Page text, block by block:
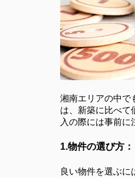
湘南エリアの中で
は、新築に比べて
入の際には事前に
1.物件の選び方：
良い物件を選ぶに